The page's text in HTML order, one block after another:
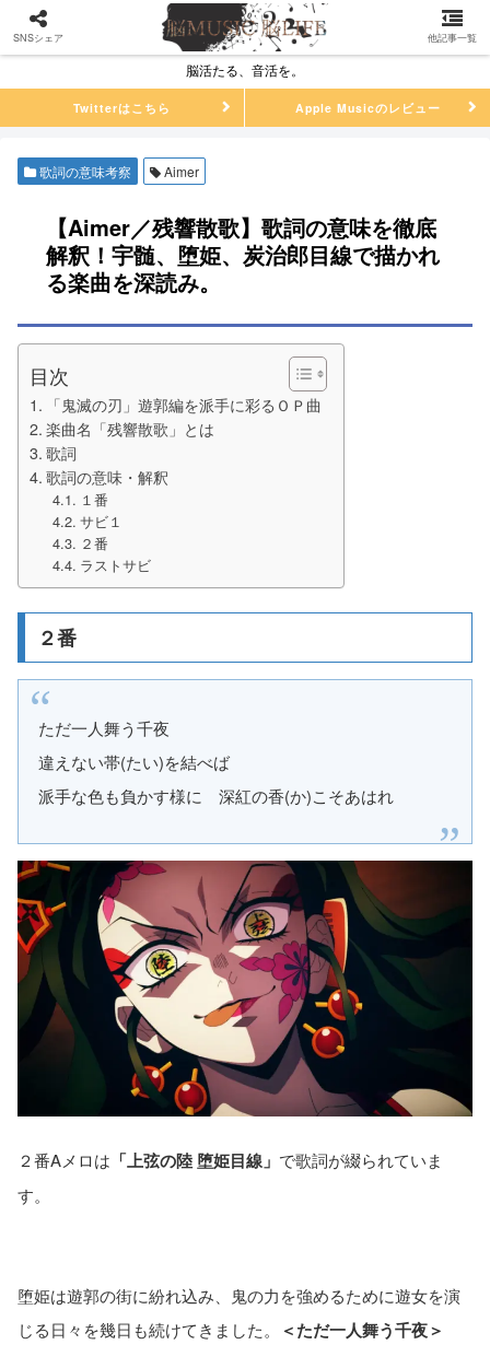
脳活たる、音活を。
Twitterはこちら Apple Musicのレビュー
歌詞の意味考察 Aimer
【Aimer／残響散歌】歌詞の意味を徹底
解釈！宇髄、堕姫、炭治郎目線で描かれ
る楽曲を深読み。
目次
「鬼滅の刃」遊郭編を派手に彩るＯＰ曲
楽曲名「残響散歌」とは
歌詞
歌詞の意味・解釈
１番
サビ１
２番
ラストサビ
２番
ただ一人舞う千夜
違えない帯(たい)を結べば
派手な色も負かす様に 深紅の香(か)こそあはれ
２番Aメロは 「上弦の陸 堕姫目線」 で歌詞が綴られていま
す。
堕姫は遊郭の街に紛れ込み、鬼の力を強めるために遊女を演
じる日々を幾日も続けてきました。
＜ただ一人舞う千夜＞
SNSシェア 他記事一覧